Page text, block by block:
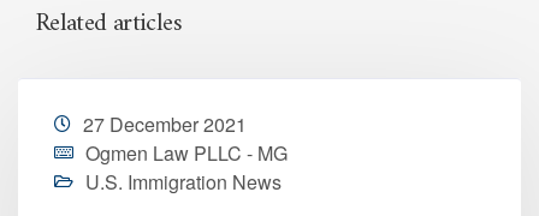
Related articles
27 December 2021
Ogmen Law PLLC - MG
U.S. Immigration News